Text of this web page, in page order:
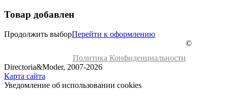
Товар добавлен
Продолжить выборПерейти к оформлению
Политика Конфиденциальности
©
Directoria&Moder, 2007-2026
Карта сайта
Уведомление об использовании cookies